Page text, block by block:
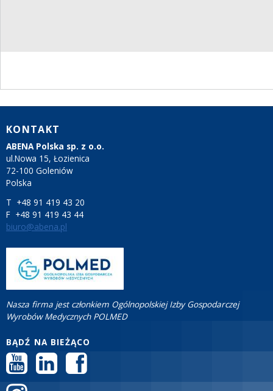
KONTAKT
ABENA Polska sp. z o.o.
ul.Nowa 15, Łozienica
72-100 Goleniów
Polska
T +48 91 419 43 20
F +48 91 419 43 44
biuro@abena.pl
Nasza firma jest członkiem Ogólnopolskiej Izby Gospodarczej
Wyrobów Medycznych POLMED
BĄDŹ NA BIEŻĄCO